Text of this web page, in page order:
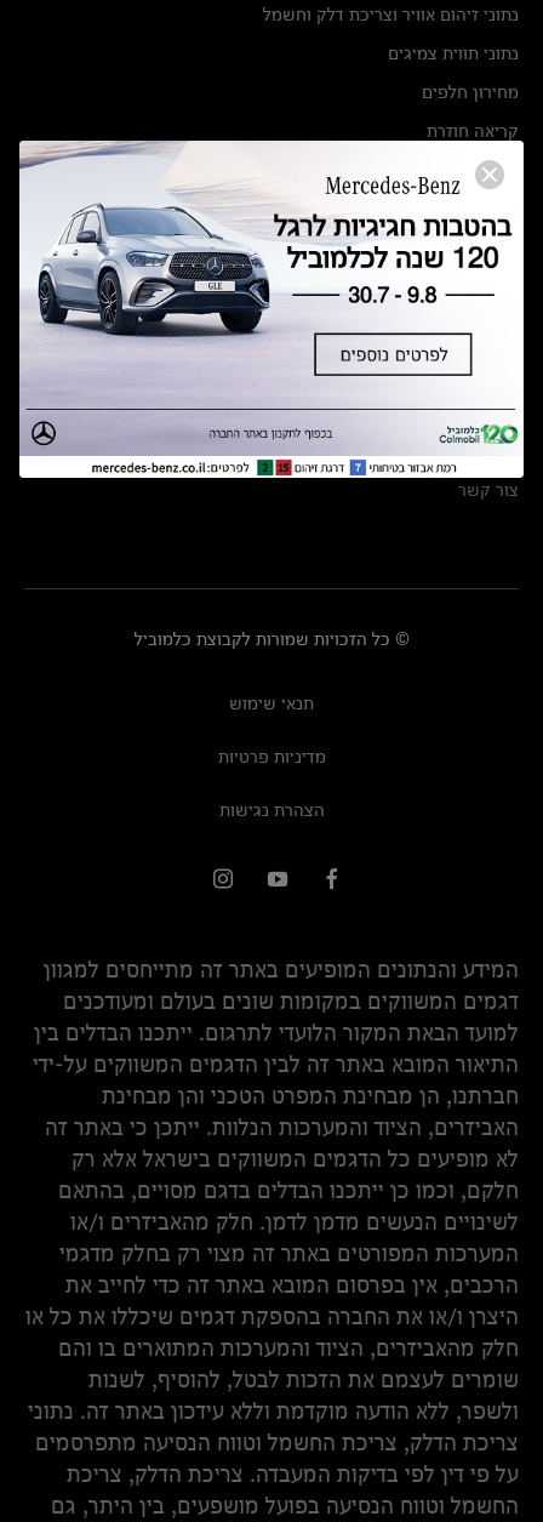
נתוני זיהום אוויר וצריכת דלק וחשמל
נתוני תווית צמיגים
מחירון חלפים
קריאה חוזרת
הודעה על הטבות לרכבי מרצדס בהסדר פשרה בתצ 56447-02-19
תקנון ימי מכירות 120 לכלמוביל
מצאו אותנו
אולמות תצוגה
מרכזי שירות
צור קשר
© כל הזכויות שמורות לקבוצת כלמוביל
תנאי שימוש
מדיניות פרטיות
הצהרת נגישות
המידע והנתונים המופיעים באתר זה מתייחסים למגוון
דגמים המשווקים במקומות שונים בעולם ומעודכנים
למועד הבאת המקור הלועדי לתרגום. ייתכנו הבדלים בין
התיאור המובא באתר זה לבין הדגמים המשווקים על-ידי
חברתנו, הן מבחינת המפרט הטכני והן מבחינת
האביזרים, הציוד והמערכות הנלוות. ייתכן כי באתר זה
לא מופיעים כל הדגמים המשווקים בישראל אלא רק
חלקם, וכמו כן ייתכנו הבדלים בדגם מסויים, בהתאם
לשינויים הנעשים מדמן לדמן. חלק מהאביזרים ו/או
המערכות המפורטים באתר זה מצוי רק בחלק מדגמי
הרכבים, אין בפרסום המובא באתר זה כדי לחייב את
היצרן ו/או את החברה בהספקת דגמים שיכללו את כל או
חלק מהאביזרים, הציוד והמערכות המתוארים בו והם
שומרים לעצמם את הזכות לבטל, להוסיף, לשנות
ולשפר, ללא הודעה מוקדמת וללא עידכון באתר זה. נתוני
צריכת הדלק, צריכת החשמל וטווח הנסיעה מתפרסמים
על פי דין לפי בדיקות המעבדה. צריכת הדלק, צריכת
החשמל וטווח הנסיעה בפועל מושפעים, בין היתר, גם